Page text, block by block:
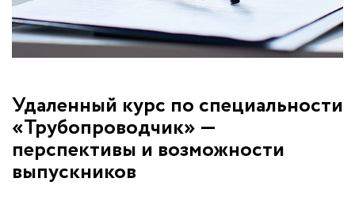
Удаленный курс по специальности
«Трубопроводчик» —
перспективы и возможности
выпускников